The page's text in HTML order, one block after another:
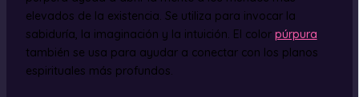
elevados de la existencia. Se utiliza para invocar la
sabiduría, la imaginación y la intuición. El color púrpura
también se usa para ayudar a conectar con los planos
espirituales más profundos.